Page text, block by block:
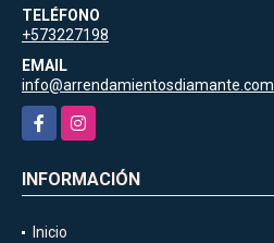
TELÉFONO
+573227198
EMAIL
info@arrendamientosdiamante.com
FacebookInstagram
INFORMACIÓN
Inicio